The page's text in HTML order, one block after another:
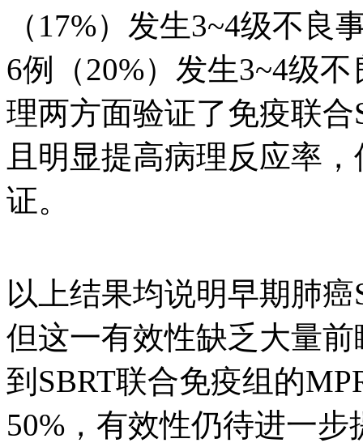
（17%）发生3~4级不
6例（20%）发生3~4级
理两方面验证了免疫联
且明显提高病理反应率
证。
以上结果均说明早期肺
但这一有效性缺乏大量
到SBRT联合免疫组的
50%，有效性仍待进一